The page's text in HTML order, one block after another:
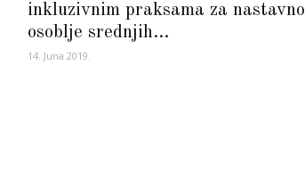
inkluzivnim praksama za nastavno
osoblje srednjih...
14. Juna 2019.